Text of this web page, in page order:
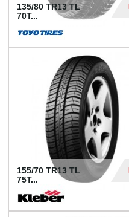
135/80 TR13 TL
70T...
155/70 TR13 TL
75T...